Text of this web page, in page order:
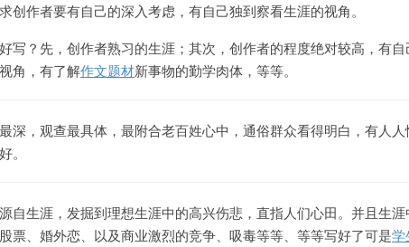
创作者要有自己的深入考虑，有自己独到察看生涯的视角。
写？先，创作者熟习的生涯；其次，创作者的程度绝对较高，有
角，有了解作文题材新事物的勤学肉体，等等。
深，观查最具体，最附合老百姓心中，通俗群众看得明白，有人
。
自生涯，发掘到理想生涯中的高兴伤悲，直指人们心田。并且生
票、婚外恋、以及商业激烈的竞争、吸毒等等、等等写好了可是学